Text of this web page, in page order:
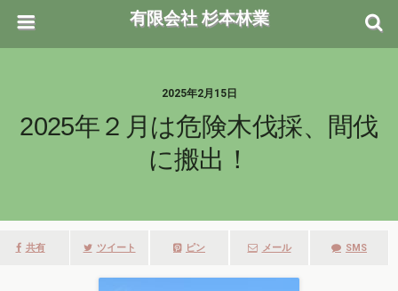
有限会社 杉本林業
2025年2月15日
2025年２月は危険木伐採、間伐
に搬出！
共有 ツイート ピン メール SMS